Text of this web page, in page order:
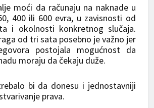
moći da računaju na naknade u
400 ili 600 evra, u zavisnosti od
i okolnosti konkretnog slučaja.
od tri sata posebno je važno jer
postojala mogućnost da
moraju da čekaju duže.
bi da donesu i jednostavniji
prava.